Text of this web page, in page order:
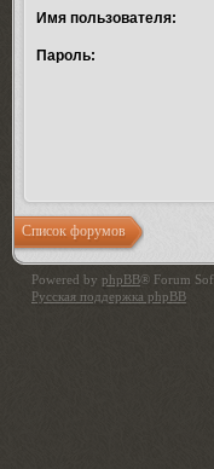
Имя пользователя:
Пароль:
Список форумов
Powered by phpBB® Forum
Русская поддержка phpBB